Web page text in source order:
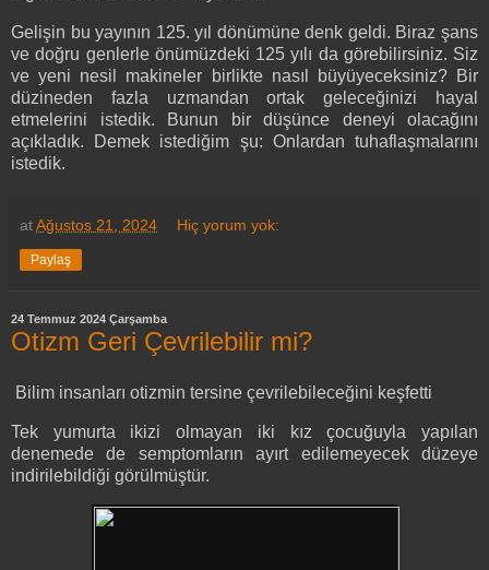
Gelişin bu yayının 125. yıl dönümüne denk geldi. Biraz şans
ve doğru genlerle önümüzdeki 125 yılı da görebilirsiniz. Siz
ve yeni nesil makineler birlikte nasıl büyüyeceksiniz? Bir
düzineden fazla uzmandan ortak geleceğinizi hayal
etmelerini istedik. Bunun bir düşünce deneyi olacağını
açıkladık. Demek istediğim şu: Onlardan tuhaflaşmalarını
istedik.
atAğustos 21, 2024 Hiç yorum yok:
Paylaş
24 Temmuz 2024 Çarşamba
Otizm Geri Çevrilebilir mi?
Bilim insanları otizmin tersine çevrilebileceğini keşfetti
Tek yumurta ikizi olmayan iki kız çocuğuyla yapılan
denemede de semptomların ayırt edilemeyecek düzeye
indirilebildiği görülmüştür.